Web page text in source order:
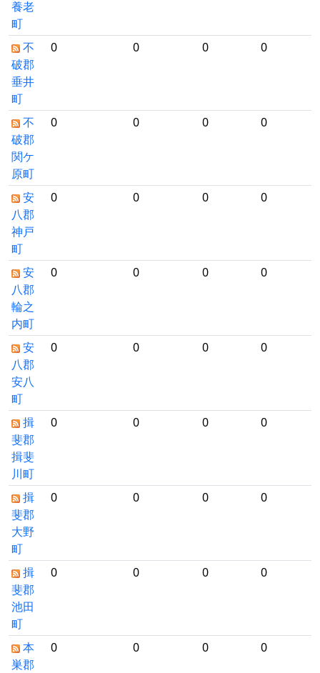
養老
町
不
破郡
垂井
町
0 0 0 0
不
破郡
関ケ
原町
0 0 0 0
安
八郡
神戸
町
0 0 0 0
安
八郡
輪之
内町
0 0 0 0
安
八郡
安八
町
0 0 0 0
揖
斐郡
揖斐
川町
0 0 0 0
揖
斐郡
大野
町
0 0 0 0
揖
斐郡
池田
町
0 0 0 0
本
巣郡
0 0 0 0